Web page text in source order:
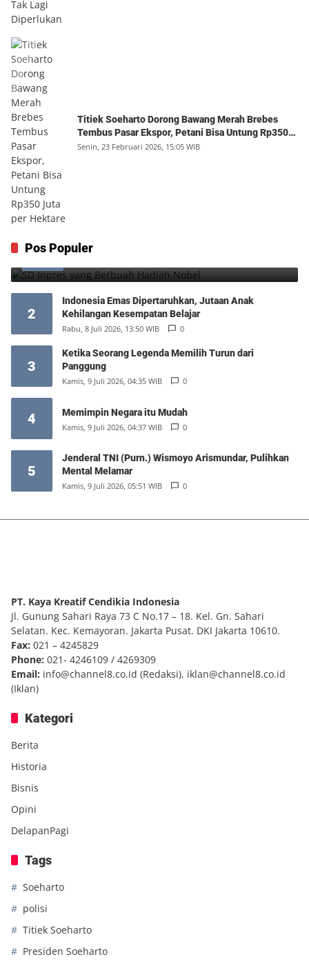
Titiek Soeharto Dorong Bawang Merah Brebes
Tembus Pasar Ekspor, Petani Bisa Untung Rp350
Juta per Hektare
Senin, 23 Februari 2026, 15:05 WIB
Pos Populer
1 SD Inpres yang Berbuah Hadiah Nobel
2
Indonesia Emas Dipertaruhkan, Jutaan Anak
Kehilangan Kesempatan Belajar
Rabu, 8 Juli 2026, 13:50 WIB 0
3
Ketika Seorang Legenda Memilih Turun dari
Panggung
Kamis, 9 Juli 2026, 04:35 WIB 0
4 Memimpin Negara itu Mudah
Kamis, 9 Juli 2026, 04:37 WIB 0
5
Jenderal TNI (Purn.) Wismoyo Arismundar, Pulihkan
Mental Melamar
Kamis, 9 Juli 2026, 05:51 WIB 0
PT. Kaya Kreatif Cendikia Indonesia
Jl. Gunung Sahari Raya 73 C No.17 – 18. Kel. Gn. Sahari
Selatan. Kec. Kemayoran. Jakarta Pusat. DKI Jakarta 10610.
Fax: 021 – 4245829
Phone: 021- 4246109 / 4269309
Email: info@channel8.co.id (Redaksi), iklan@channel8.co.id
(Iklan)
Kategori
Berita
Historia
Bisnis
Opini
DelapanPagi
Tags
Soeharto
polisi
Titiek Soeharto
Presiden Soeharto